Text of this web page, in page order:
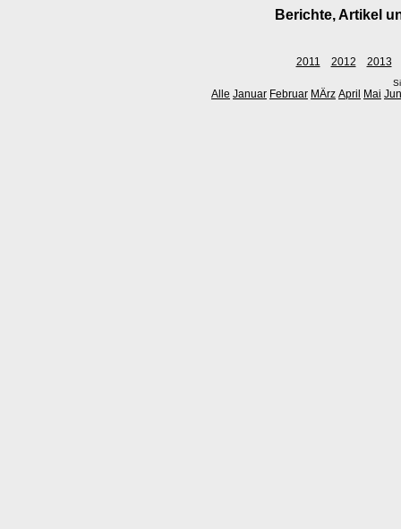
Berichte, Artikel
2011 2012 2013
Alle Januar Februar MÄrz April Mai